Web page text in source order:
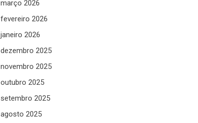
março 2026
fevereiro 2026
janeiro 2026
dezembro 2025
novembro 2025
outubro 2025
setembro 2025
agosto 2025